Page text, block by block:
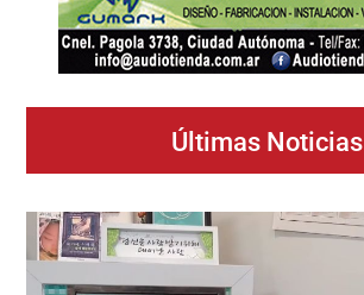
Últimas Noticias